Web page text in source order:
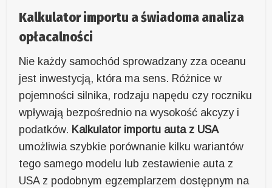
Kalkulator importu a świadoma analiza
opłacalności
Nie każdy samochód sprowadzany zza oceanu
jest inwestycją, która ma sens. Różnice w
pojemności silnika, rodzaju napędu czy roczniku
wpływają bezpośrednio na wysokość akcyzy i
podatków. Kalkulator importu auta z USA
umożliwia szybkie porównanie kilku wariantów
tego samego modelu lub zestawienie auta z
USA z podobnym egzemplarzem dostępnym na